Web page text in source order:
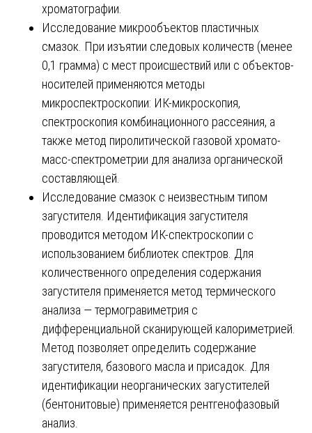
хроматографии.
Исследование микрообъектов пластичных
смазок. При изъятии следовых количеств (менее
0,1 грамма) с мест происшествий или с объектов-
носителей применяются методы
микроспектроскопии: ИК-микроскопия,
спектроскопия комбинационного рассеяния, а
также метод пиролитической газовой хромато-
масс-спектрометрии для анализа органической
составляющей.
Исследование смазок с неизвестным типом
загустителя. Идентификация загустителя
проводится методом ИК-спектроскопии с
использованием библиотек спектров. Для
количественного определения содержания
загустителя применяется метод термического
анализа — термогравиметрия с
дифференциальной сканирующей калориметрией.
Метод позволяет определить содержание
загустителя, базового масла и присадок. Для
идентификации неорганических загустителей
(бентонитовые) применяется рентгенофазовый
анализ.